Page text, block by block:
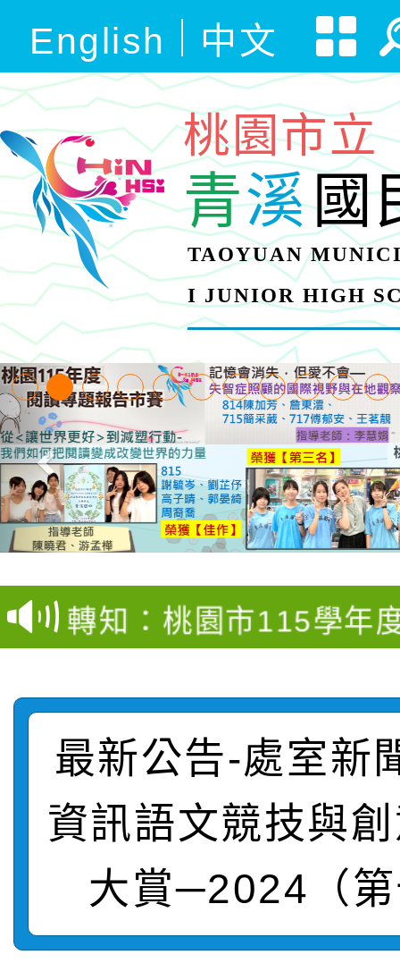
English 中文
桃園市立
青溪國
TAOYUAN
I JUNIOR HIGH
【甄選結果(第4招)】
學年度第1學期第9次代
結果(第4招)
【甄選結果(第12招)】
學年度第1學期第7次代
轉知：桃園市115學年
賽實施要點
比賽實施要點」
轉知：「115年金融知
動辦法」
轉知臺中市政府政風處
城市手牽手，綠能透明
畫影片一案
轉知：「115學年度全
表
敬師藝文競賽』實施計
【甄選結果(第11招)】
學年度第1學期第7次代
【甄選結果(第3招)】
最新公告-處室新
資訊語文競技與
大賞─2024（